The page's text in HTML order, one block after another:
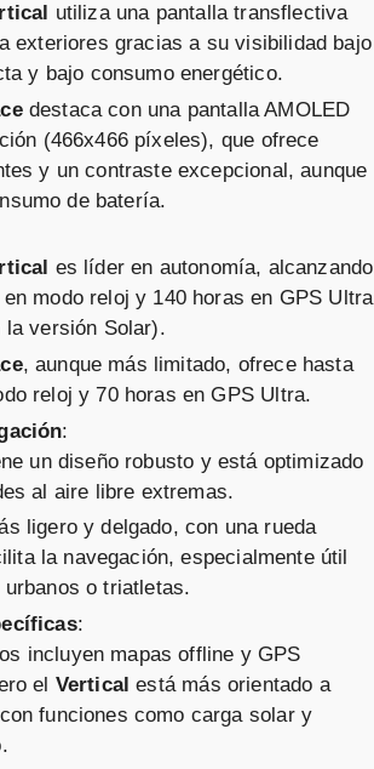
por
72h · 🚚 Gratis >49€ · 🔄 30 días
Race acero negro correa silicona negro
por
Race Titanium antracita
correa silicona
Vendido por
72h · 🚚 Gratis >49€ · 🔄 30 días
race s all black pulsómetros con gps
por
1-2 días · 🚚 Gratis >39€ · 🔄 60 días
Smartwatch GPS, GPS de Doble
Mapas sin Conexión
Autonomía de hasta 50
Carcasa Resistente
Resistente al Agua
100m
por Amazon.es
Vertical Reloj Deportivo
Mapas sin Conexión
Autonomía de hasta 50
Carcasa Resistente
Resistente al Agua
100m
porAmazon.es
⚡ Amazon.es
Vertical Reloj Deportivo
Smartwatch GPS, GPS de Doble
Mapas sin Conexión
Autonomía de hasta 50
Carcasa Resistente
Resistente al Agua
100m
porAmazon.es
Vertical Reloj Deportivo
Frecuencia, Mapas sin Conexión
por
utiliza una pantalla transflectiva
exteriores gracias a su visibilidad bajo
y bajo consumo energético.
destaca con una pantalla AMOLED
(466x466 píxeles), que ofrece
y un contraste excepcional, aunque
de batería.
es líder en autonomía, alcanzando
modo reloj y 140 horas en GPS Ultra
la versión Solar).
, aunque más limitado, ofrece hasta
reloj y 70 horas en GPS Ultra.
:
un diseño robusto y está optimizado
al aire libre extremas.
ligero y delgado, con una rueda
la navegación, especialmente útil
o triatletas.
:
incluyen mapas offline y GPS
el Vertical está más orientado a
funciones como carga solar y